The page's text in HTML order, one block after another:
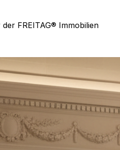
FREITAG® Immobilien